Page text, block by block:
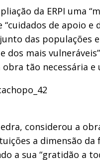
da ERPI
de apoio
das
mais
tão necessária
considerou a
a dimensão
a sua “gratidão